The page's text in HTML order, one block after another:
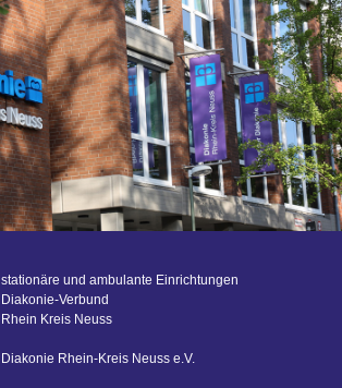
stationäre und ambulante Einrichtungen
Diakonie-Verbund
Rhein Kreis Neuss
Diakonie Rhein-Kreis Neuss e.V.